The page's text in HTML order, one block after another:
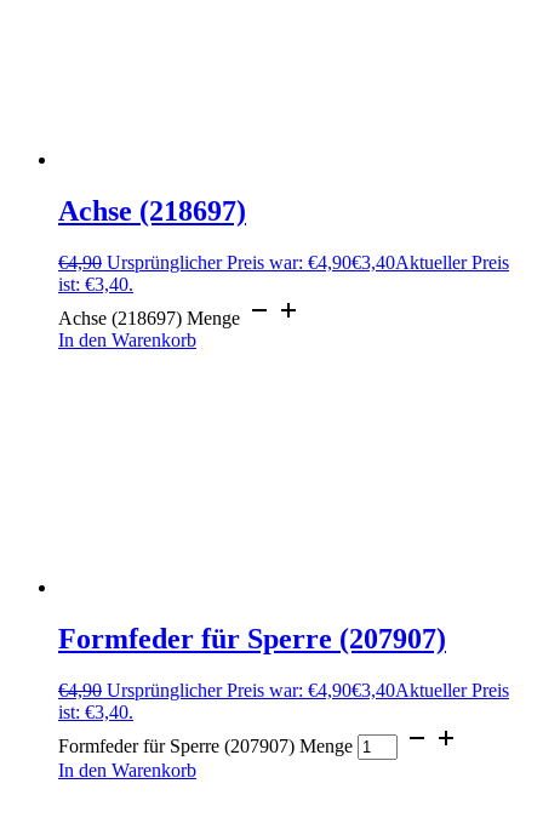
Achse (218697)
€4,90 Ursprünglicher Preis war: €4,90€3,40Aktueller Preis
ist: €3,40.
Achse (218697) Menge
In den Warenkorb
Formfeder für Sperre (207907)
€4,90 Ursprünglicher Preis war: €4,90€3,40Aktueller Preis
ist: €3,40.
Formfeder für Sperre (207907) Menge
In den Warenkorb